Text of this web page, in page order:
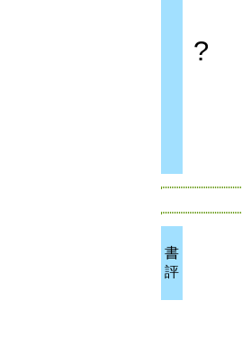
?
書
評